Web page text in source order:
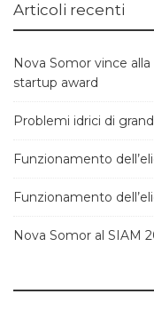
Articoli recenti
Nova Somor vince
startup award
Problemi idrici di
Funzionamento
Funzionamento
Nova Somor al SIAM